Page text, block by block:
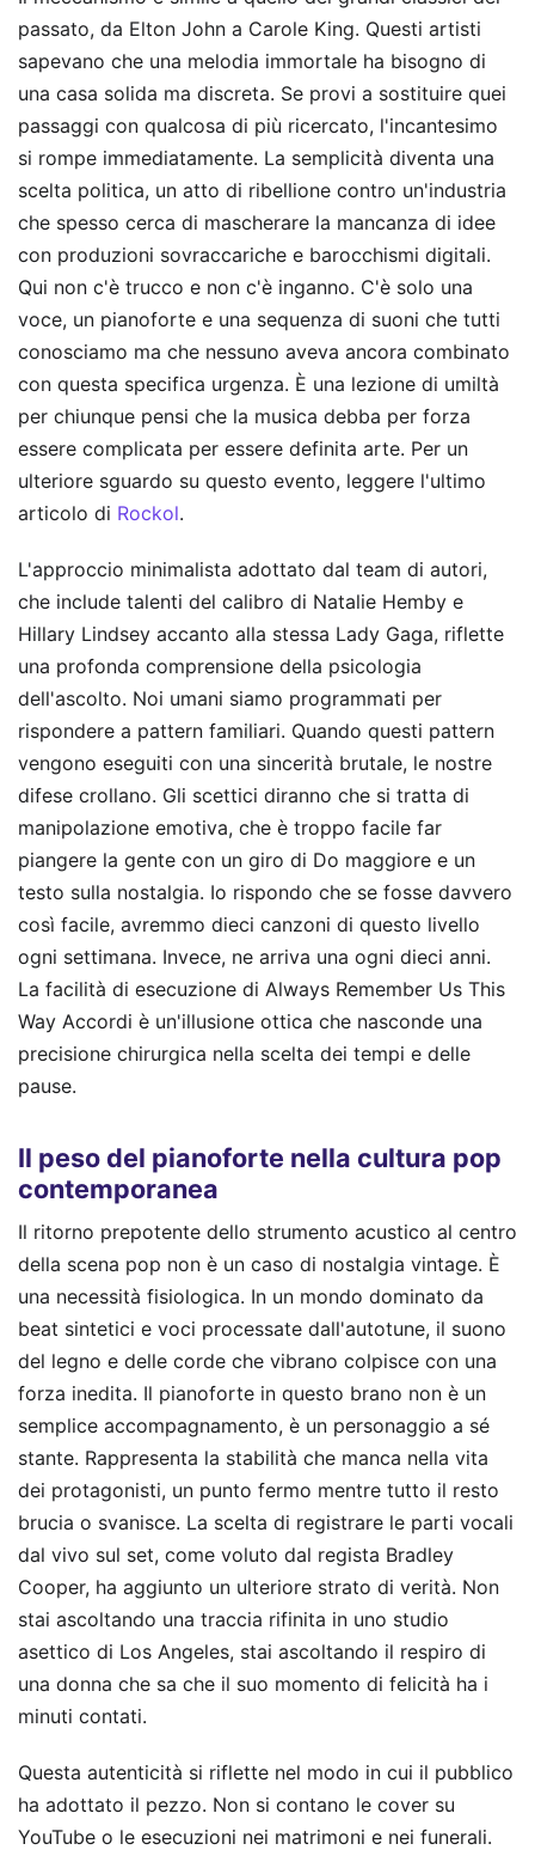
passato, da Elton John a Carole King. Questi artisti
sapevano che una melodia immortale ha bisogno di
una casa solida ma discreta. Se provi a sostituire quei
passaggi con qualcosa di più ricercato, l'incantesimo
si rompe immediatamente. La semplicità diventa una
scelta politica, un atto di ribellione contro un'industria
che spesso cerca di mascherare la mancanza di idee
con produzioni sovraccariche e barocchismi digitali.
Qui non c'è trucco e non c'è inganno. C'è solo una
voce, un pianoforte e una sequenza di suoni che tutti
conosciamo ma che nessuno aveva ancora combinato
con questa specifica urgenza. È una lezione di umiltà
per chiunque pensi che la musica debba per forza
essere complicata per essere definita arte. Per un
ulteriore sguardo su questo evento, leggere l'ultimo
articolo di Rockol.
L'approccio minimalista adottato dal team di autori,
che include talenti del calibro di Natalie Hemby e
Hillary Lindsey accanto alla stessa Lady Gaga, riflette
una profonda comprensione della psicologia
dell'ascolto. Noi umani siamo programmati per
rispondere a pattern familiari. Quando questi pattern
vengono eseguiti con una sincerità brutale, le nostre
difese crollano. Gli scettici diranno che si tratta di
manipolazione emotiva, che è troppo facile far
piangere la gente con un giro di Do maggiore e un
testo sulla nostalgia. Io rispondo che se fosse davvero
così facile, avremmo dieci canzoni di questo livello
ogni settimana. Invece, ne arriva una ogni dieci anni.
La facilità di esecuzione di Always Remember Us This
Way Accordi è un'illusione ottica che nasconde una
precisione chirurgica nella scelta dei tempi e delle
pause.
Il peso del pianoforte nella cultura pop
contemporanea
Il ritorno prepotente dello strumento acustico al centro
della scena pop non è un caso di nostalgia vintage. È
una necessità fisiologica. In un mondo dominato da
beat sintetici e voci processate dall'autotune, il suono
del legno e delle corde che vibrano colpisce con una
forza inedita. Il pianoforte in questo brano non è un
semplice accompagnamento, è un personaggio a sé
stante. Rappresenta la stabilità che manca nella vita
dei protagonisti, un punto fermo mentre tutto il resto
brucia o svanisce. La scelta di registrare le parti vocali
dal vivo sul set, come voluto dal regista Bradley
Cooper, ha aggiunto un ulteriore strato di verità. Non
stai ascoltando una traccia rifinita in uno studio
asettico di Los Angeles, stai ascoltando il respiro di
una donna che sa che il suo momento di felicità ha i
minuti contati.
Questa autenticità si riflette nel modo in cui il pubblico
ha adottato il pezzo. Non si contano le cover su
YouTube o le esecuzioni nei matrimoni e nei funerali.